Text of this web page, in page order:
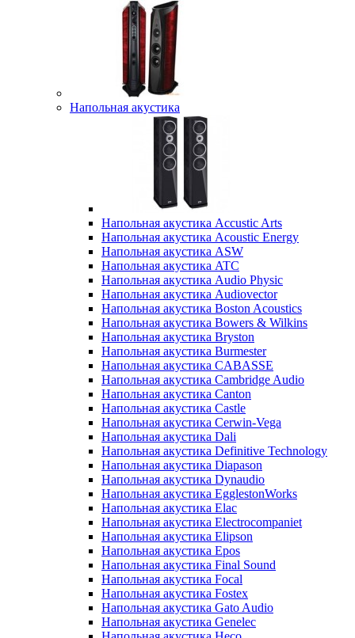
Напольная акустика
Напольная акустика Accustic Arts
Напольная акустика Acoustic Energy
Напольная акустика ASW
Напольная акустика ATC
Напольная акустика Audio Physic
Напольная акустика Audiovector
Напольная акустика Boston Acoustics
Напольная акустика Bowers & Wilkins
Напольная акустика Bryston
Напольная акустика Burmester
Напольная акустика CABASSE
Напольная акустика Cambridge Audio
Напольная акустика Canton
Напольная акустика Castle
Напольная акустика Cerwin-Vega
Напольная акустика Dali
Напольная акустика Definitive Technology
Напольная акустика Diapason
Напольная акустика Dynaudio
Напольная акустика EgglestonWorks
Напольная акустика Elac
Напольная акустика Electrocompaniet
Напольная акустика Elipson
Напольная акустика Epos
Напольная акустика Final Sound
Напольная акустика Focal
Напольная акустика Fostex
Напольная акустика Gato Audio
Напольная акустика Genelec